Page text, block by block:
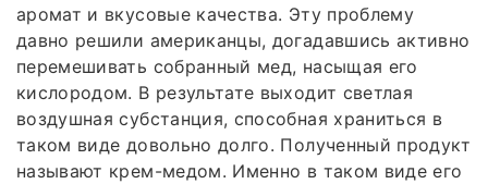
аромат и вкусовые качества. Эту проблему
давно решили американцы, догадавшись активно
перемешивать собранный мед, насыщая его
кислородом. В результате выходит светлая
воздушная субстанция, способная храниться в
таком виде довольно долго. Полученный продукт
называют крем-медом. Именно в таком виде его